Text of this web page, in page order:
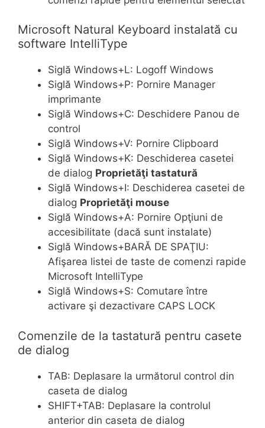
Microsoft Natural Keyboard instalată cu
software IntelliType
Siglă Windows+L: Logoff Windows
Siglă Windows+P: Pornire Manager
imprimante
Siglă Windows+C: Deschidere Panou de
control
Siglă Windows+V: Pornire Clipboard
Siglă Windows+K: Deschiderea casetei
de dialog Proprietăţi tastatură
Siglă Windows+I: Deschiderea casetei de
dialog Proprietăţi mouse
Siglă Windows+A: Pornire Opţiuni de
accesibilitate (dacă sunt instalate)
Siglă Windows+BARĂ DE SPAŢIU:
Afişarea listei de taste de comenzi rapide
Microsoft IntelliType
Siglă Windows+S: Comutare între
activare şi dezactivare CAPS LOCK
Comenzile de la tastatură pentru casete
de dialog
TAB: Deplasare la următorul control din
caseta de dialog
SHIFT+TAB: Deplasare la controlul
anterior din caseta de dialog